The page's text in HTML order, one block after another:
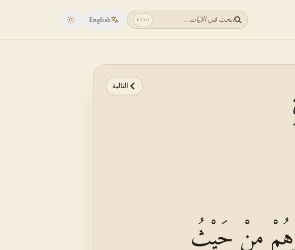
ابحث في الآيات... Ctrl
K
English
Toggle theme
التالية
مِنْ حَيْثُ